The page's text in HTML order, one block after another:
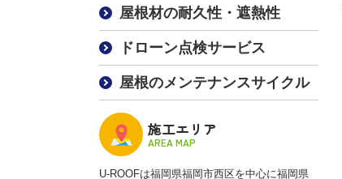
屋根材の耐久性・遮熱性
ドローン点検サービス
屋根のメンテナンスサイクル
施工エリア
AREA MAP
U-ROOFは福岡県福岡市西区を中心に福岡県